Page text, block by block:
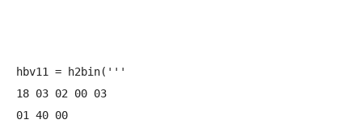
hbv11 = h2bin('''
18 03 02 00 03
01 40 00